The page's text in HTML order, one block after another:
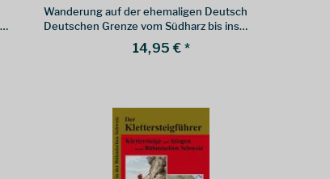
Wanderung auf der ehemaligen Deutsch
Deutschen Grenze vom Südharz bis ins
14,95 € *